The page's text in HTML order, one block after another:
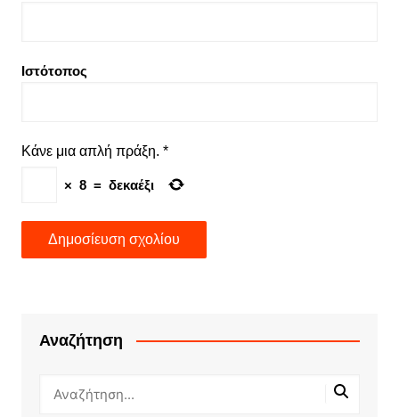
Ιστότοπος
Κάνε μια απλή πράξη. *
× 8 = δεκαέξι
Αναζήτηση